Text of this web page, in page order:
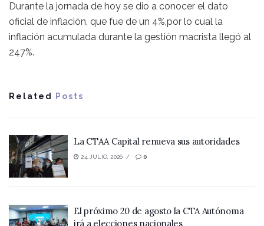
Durante la jornada de hoy se dio a conocer el dato
oficial de inflación, que fue de un 4%,por lo cual la
inflación acumulada durante la gestión macrista llegó al
247%.
Related Posts
La CTAA Capital renueva sus autoridades
24 JULIO, 2026 0
El próximo 20 de agosto la CTA Autónoma
irá a elecciones nacionales